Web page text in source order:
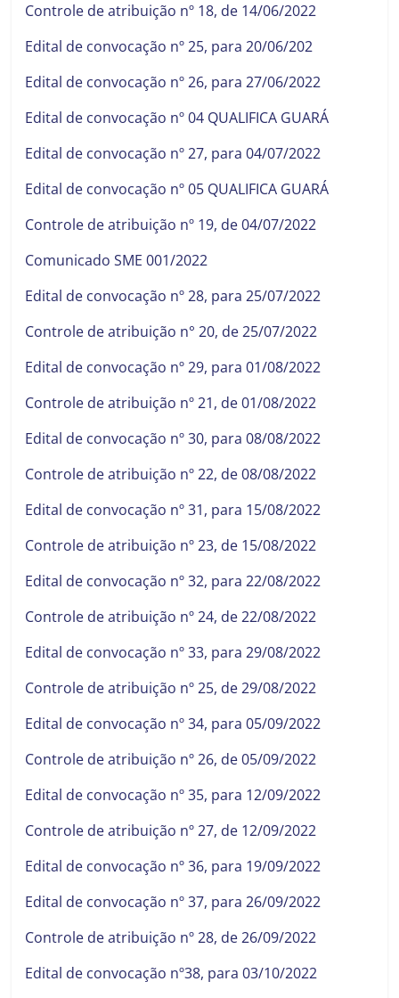
Controle de atribuição nº 18, de 14/06/2022
Edital de convocação nº 25, para 20/06/202
Edital de convocação nº 26, para 27/06/2022
Edital de convocação nº 04 QUALIFICA GUARÁ
Edital de convocação nº 27, para 04/07/2022
Edital de convocação nº 05 QUALIFICA GUARÁ
Controle de atribuição nº 19, de 04/07/2022
Comunicado SME 001/2022
Edital de convocação nº 28, para 25/07/2022
Controle de atribuição n° 20, de 25/07/2022
Edital de convocação nº 29, para 01/08/2022
Controle de atribuição nº 21, de 01/08/2022
Edital de convocação nº 30, para 08/08/2022
Controle de atribuição nº 22, de 08/08/2022
Edital de convocação nº 31, para 15/08/2022
Controle de atribuição nº 23, de 15/08/2022
Edital de convocação nº 32, para 22/08/2022
Controle de atribuição nº 24, de 22/08/2022
Edital de convocação nº 33, para 29/08/2022
Controle de atribuição nº 25, de 29/08/2022
Edital de convocação nº 34, para 05/09/2022
Controle de atribuição nº 26, de 05/09/2022
Edital de convocação nº 35, para 12/09/2022
Controle de atribuição nº 27, de 12/09/2022
Edital de convocação nº 36, para 19/09/2022
Edital de convocação nº 37, para 26/09/2022
Controle de atribuição nº 28, de 26/09/2022
Edital de convocação nº38, para 03/10/2022